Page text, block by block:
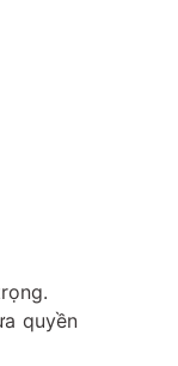
quyền